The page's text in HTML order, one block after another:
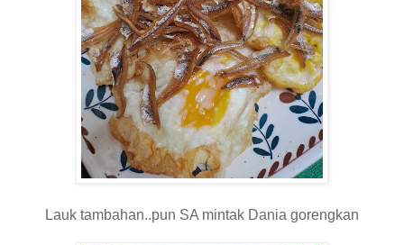
Lauk tambahan..pun SA mintak Dania gorengkan